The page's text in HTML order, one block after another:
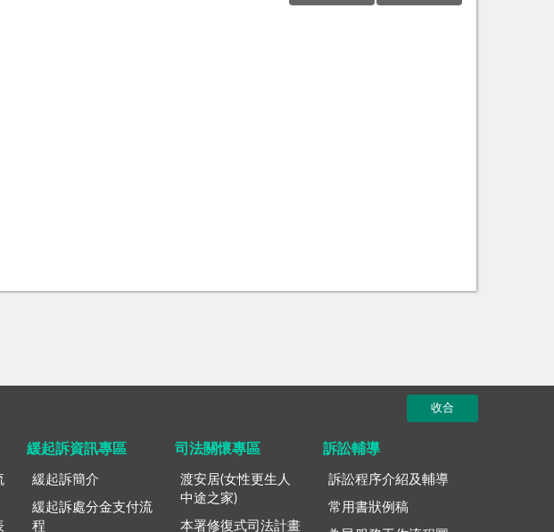
收合
緩起訴資訊專區
緩起訴簡介
緩起訴處分金支付流
程
司法關懷專區
渡安居(女性更生人
中途之家)
本署修復式司法計畫
訴訟輔導
訴訟程序介紹及輔導
常用書狀例稿